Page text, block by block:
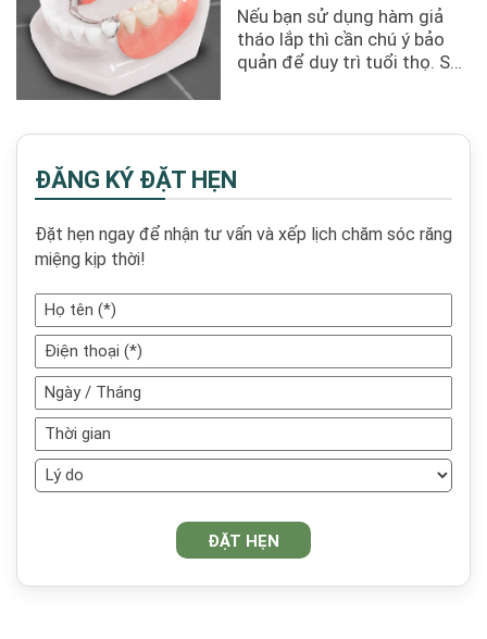
Nếu bạn sử dụng hàm giả
tháo lắp thì cần chú ý bảo
quản để duy trì tuổi thọ. Sau
ĐĂNG KÝ ĐẶT HẸN
Đặt hẹn ngay để nhận tư vấn và xếp lịch chăm sóc răng
miệng kịp thời!